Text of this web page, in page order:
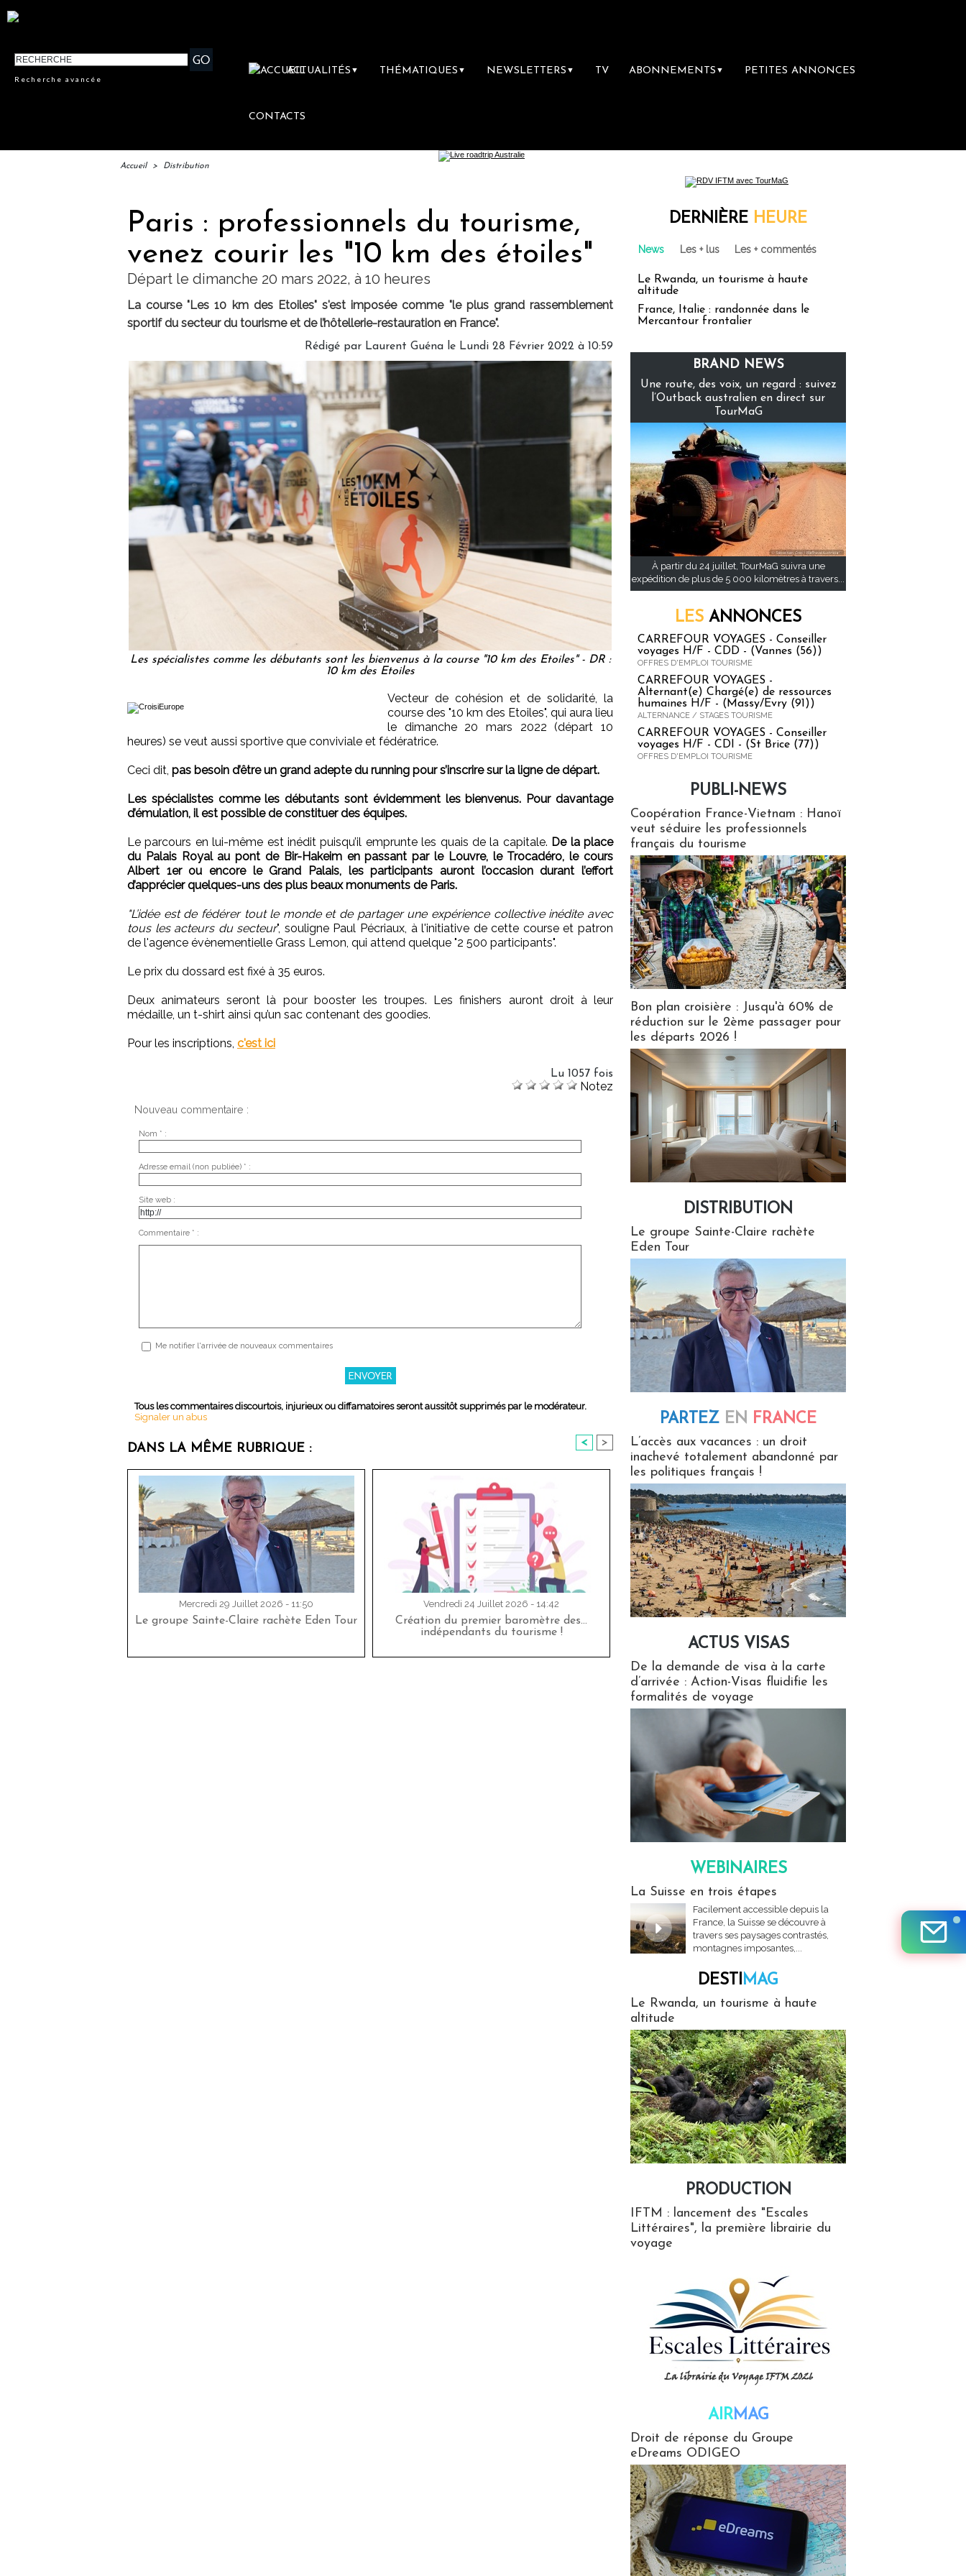
Recherche avancée
ACTUALITÉS ▼ THÉMATIQUES ▼ NEWSLETTERS ▼ TV ABONNEMENTS ▼ PETITES ANNONCES
CONTACTS
Accueil > Distribution
Paris : professionnels du tourisme,
venez courir les "10 km des étoiles"
Départ le dimanche 20 mars 2022, à 10 heures
La course "Les 10 km des Etoiles" s'est imposée comme "le plus grand rassemblement
sportif du secteur du tourisme et de l’hôtellerie-restauration en France".
Rédigé par Laurent Guéna le Lundi 28 Février 2022 à 10:59
Les spécialistes comme les débutants sont les bienvenus à la course "10 km des Etoiles" - DR :
10 km des Etoiles
Vecteur de cohésion et de solidarité, la
course des "10 km des Etoiles", qui aura lieu
le dimanche 20 mars 2022 (départ 10
heures) se veut aussi sportive que conviviale et fédératrice.
Ceci dit, pas besoin d’être un grand adepte du running pour s’inscrire sur la ligne de départ.
Les spécialistes comme les débutants sont évidemment les bienvenus. Pour davantage
d’émulation, il est possible de constituer des équipes.
Le parcours en lui-même est inédit puisqu’il emprunte les quais de la capitale. De la place
du Palais Royal au pont de Bir-Hakeim en passant par le Louvre, le Trocadéro, le cours
Albert 1er ou encore le Grand Palais, les participants auront l’occasion durant l’effort
d’apprécier quelques-uns des plus beaux monuments de Paris.
"L’idée est de fédérer tout le monde et de partager une expérience collective inédite avec
tous les acteurs du secteur", souligne Paul Pécriaux, à l'initiative de cette course et patron
de l'agence évènementielle Grass Lemon, qui attend quelque "2 500 participants".
Le prix du dossard est fixé à 35 euros.
Deux animateurs seront là pour booster les troupes. Les finishers auront droit à leur
médaille, un t-shirt ainsi qu’un sac contenant des goodies.
Pour les inscriptions, c'est ici
Lu 1057 fois
Notez
Nouveau commentaire :
Nom * :
Adresse email (non publiée) * :
Site web :
Commentaire * :
Me notifier l'arrivée de nouveaux commentaires
Tous les commentaires discourtois, injurieux ou diffamatoires seront aussitôt supprimés par le modérateur.
Signaler un abus
DANS LA MÊME RUBRIQUE : < >
Mercredi 29 Juillet 2026 - 11:50
Le groupe Sainte-Claire rachète Eden Tour
Vendredi 24 Juillet 2026 - 14:42
Création du premier baromètre des…
indépendants du tourisme !
DERNIÈRE HEURE
News Les + lus Les + commentés
Le Rwanda, un tourisme à haute
altitude
France, Italie : randonnée dans le
Mercantour frontalier
BRAND NEWS
Une route, des voix, un regard : suivez
l’Outback australien en direct sur
TourMaG
À partir du 24 juillet, TourMaG suivra une
expédition de plus de 5 000 kilomètres à travers...
LES ANNONCES
CARREFOUR VOYAGES - Conseiller
voyages H/F - CDD - (Vannes (56))
OFFRES D'EMPLOI TOURISME
CARREFOUR VOYAGES -
Alternant(e) Chargé(e) de ressources
humaines H/F - (Massy/Evry (91))
ALTERNANCE / STAGES TOURISME
CARREFOUR VOYAGES - Conseiller
voyages H/F - CDI - (St Brice (77))
OFFRES D'EMPLOI TOURISME
PUBLI-NEWS
Coopération France-Vietnam : Hanoï
veut séduire les professionnels
français du tourisme
Bon plan croisière : Jusqu'à 60% de
réduction sur le 2ème passager pour
les départs 2026 !
DISTRIBUTION
Le groupe Sainte-Claire rachète
Eden Tour
PARTEZ EN FRANCE
L’accès aux vacances : un droit
inachevé totalement abandonné par
les politiques français !
ACTUS VISAS
De la demande de visa à la carte
d’arrivée : Action-Visas fluidifie les
formalités de voyage
WEBINAIRES
La Suisse en trois étapes
Facilement accessible depuis la
France, la Suisse se découvre à
travers ses paysages contrastés,
montagnes imposantes,...
DESTIMAG
Le Rwanda, un tourisme à haute
altitude
PRODUCTION
IFTM : lancement des "Escales
Littéraires", la première librairie du
voyage
AIRMAG
Droit de réponse du Groupe
eDreams ODIGEO